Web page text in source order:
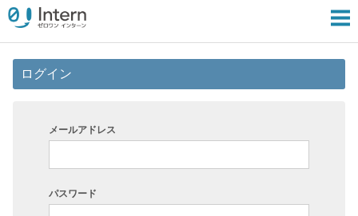
ログイン
メールアドレス
パスワード